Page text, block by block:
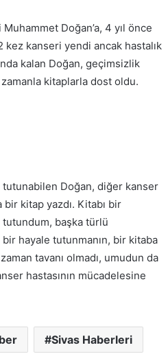
Doğan’a, 4 yıl önce
kanseri yendi ancak hastalık
kalan Doğan, geçimsizlik
kitaplarla dost oldu.
tutunabilen Doğan, diğer kanser
bir kitap yazdı. Kitabı bir
tutundum, başka türlü
hayale tutunmanın, bir kitaba
tavanı olmadı, umudun da
hastasının mücadelesine
Sivas Haberleri